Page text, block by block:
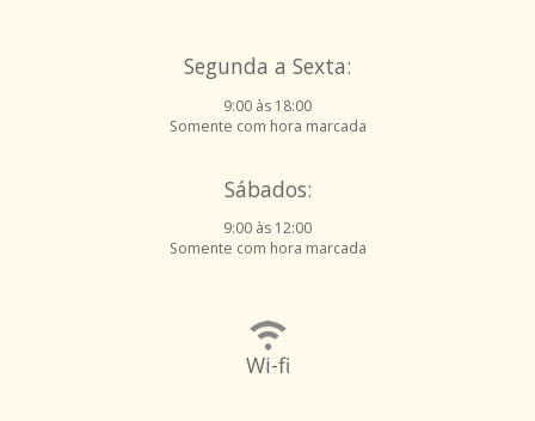
Segunda a Sexta:
9:00 às 18:00
Somente com hora marcada
Sábados:
9:00 às 12:00
Somente com hora marcada
Wi-fi